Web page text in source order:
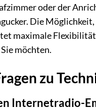
oder der
Die
maximale
möchten.
zu
Internetradio-